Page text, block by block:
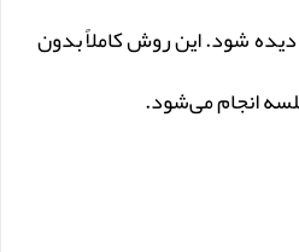
دیده شود. این روش کاملاً بدون
انجام می‌شود.